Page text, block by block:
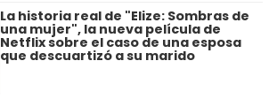
La historia real de "Elize: Sombras de
una mujer", la nueva película de
Netflix sobre el caso de una esposa
que descuartizó a su marido